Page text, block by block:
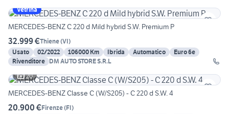
Vetrina
MERCEDES-BENZ C 220 d Mild hybrid S.W. Premium P
32.999 €Thiene(VI)
Usato
02/2022 106000 Km Ibrida Automatico
Euro 6e
Rivenditore DM AUTO STORE S.R.L
20
MERCEDES-BENZ Classe C (W/S205) - C 220 d S.W. 4
20.900 €Firenze(FI)